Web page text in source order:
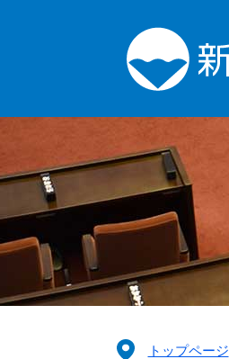
頭
飛
て
へ
トップページ